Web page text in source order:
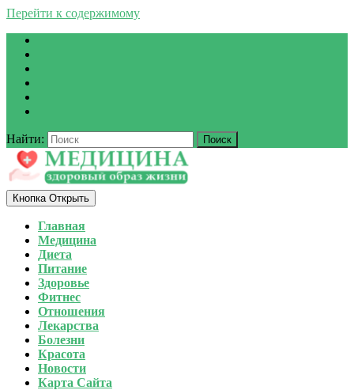
Перейти к содержимому
Найти:
Кнопка Открыть
Главная
Медицина
Диета
Питание
Здоровье
Фитнес
Отношения
Лекарства
Болезни
Красота
Новости
Карта Сайта